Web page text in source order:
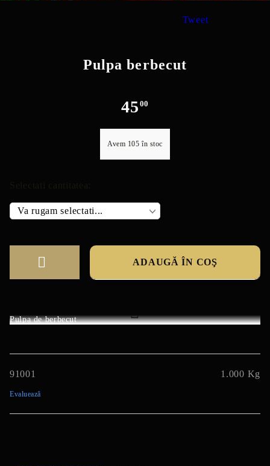
Tweet
Pulpa berbecut
45 00
Avem 105în stoc
Pulpa de berbecut
91001 1.000 Kg
Evaluează